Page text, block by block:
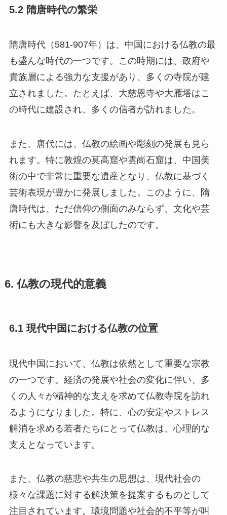
5.2 隋唐時代の繁栄
隋唐時代（581-907年）は、中国における仏教の最
も盛んな時代の一つです。この時期には、政府や
貴族層による強力な支援があり、多くの寺院が建
立されました。たとえば、大慈恩寺や大雁塔はこ
の時代に建設され、多くの信者が訪れました。
また、唐代には、仏教の絵画や彫刻の発展も見ら
れます。特に敦煌の莫高窟や雲崗石窟は、中国美
術の中で非常に重要な遺産となり、仏教に基づく
芸術表現が豊かに発展しました。このように、隋
唐時代は、ただ信仰の側面のみならず、文化や芸
術にも大きな影響を及ぼしたのです。
6. 仏教の現代的意義
6.1 現代中国における仏教の位置
現代中国において、仏教は依然として重要な宗教
の一つです。経済の発展や社会の変化に伴い、多
くの人々が精神的な支えを求めて仏教寺院を訪れ
るようになりました。特に、心の安定やストレス
解消を求める若者たちにとって仏教は、心理的な
支えとなっています。
また、仏教の慈悲や共生の思想は、現代社会の
様々な課題に対する解決策を提案するものとして
注目されています。環境問題や社会的不平等が叫